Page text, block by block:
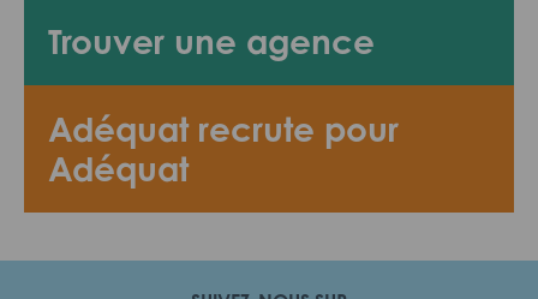
Trouver une agence
Adéquat recrute pour
Adéquat